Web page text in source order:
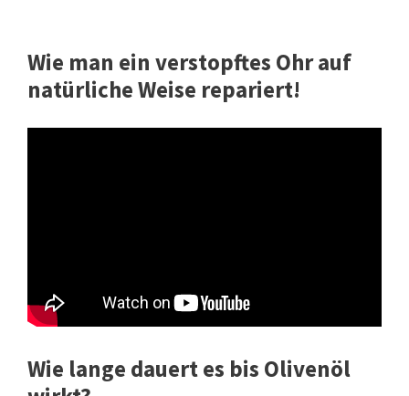
Wie man ein verstopftes Ohr auf
natürliche Weise repariert!
Wie lange dauert es bis Olivenöl